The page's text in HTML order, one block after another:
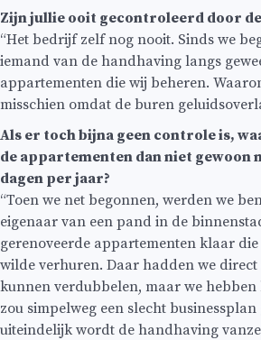
Zijn jullie ooit gecontroleerd door de
“Het bedrijf zelf nog nooit. Sinds we
iemand van de handhaving langs
appartementen die wij beheren.
misschien omdat de buren
Als er toch bijna geen controle is,
de appartementen dan niet gewoon
dagen per jaar?
“Toen we net begonnen, werden we
eigenaar van een pand in de
gerenoveerde appartementen klaar
wilde verhuren. Daar hadden we direct
kunnen verdubbelen, maar we hebben
zou simpelweg een slecht
uiteindelijk wordt de handhaving